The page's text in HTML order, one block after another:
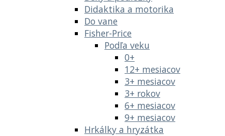
Didaktika a motorika
Do vane
Fisher-Price
Podľa veku
0+
12+ mesiacov
3+ mesiacov
3+ rokov
6+ mesiacov
9+ mesiacov
Hrkálky a hryzátka